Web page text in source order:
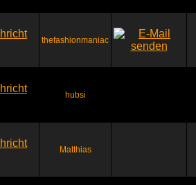
thefashionmaniac
hubsi
Matthias